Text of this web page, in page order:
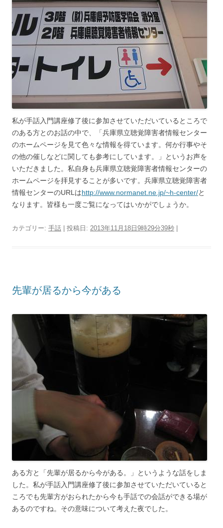
私が手話入門講座修了後に参加させていただいているところで
のある方とのお話の中で、「兵庫県立聴覚障害者情報センター
のホームページを見て色々な情報を得ています。何か行事やそ
の他の催しなどに関しても参考にしています。」というお声を
いただきました。私自身も兵庫県立聴覚障害者情報センターの
ホームページを拝見することが多いです。兵庫県立聴覚障害者
情報センターのURLはhttp://www.normanet.ne.jp/~h-center/と
なります。皆様も一度ご覧になってはいかがでしょうか。
カテゴリー: 手話 | 投稿日: 2013年11月18日9時29分39秒
先輩が居るから今がある
ある方と「先輩が居るから今がある。」というような話をしま
した。私が手話入門講座修了後に参加させていただいていると
ころでも先輩方がおられたから今も手話での会話ができる場が
あるのですね。その意味について考えた夜でした。